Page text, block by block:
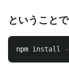
ということ
npm install